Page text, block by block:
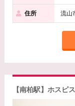
住所 流山
【南柏駅】ホス